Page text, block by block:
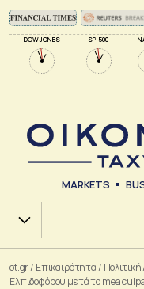
DOW JONES SP 500
MARKETS
Χ.Α.
ot.gr/ Επικαιρότητα / Πολιτική
Ελπιδοφόρου μετά το mea